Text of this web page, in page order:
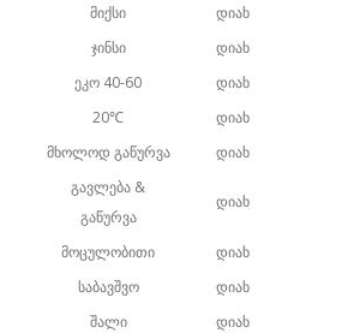
მიქსი
დიახ
ჯინსი
დიახ
ეკო 40-60
დიახ
20℃
დიახ
მხოლოდ გაწურვა
დიახ
გავლება &
გაწურვა
დიახ
მოცულობითი
დიახ
საბავშვო
დიახ
შალი
დიახ